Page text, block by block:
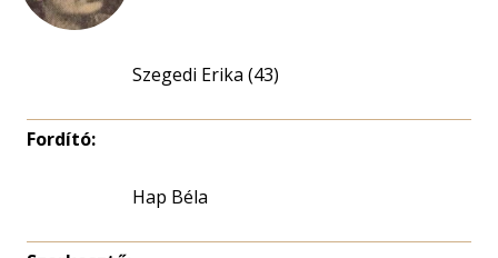
Szegedi Erika (43)
Fordító:
Hap Béla